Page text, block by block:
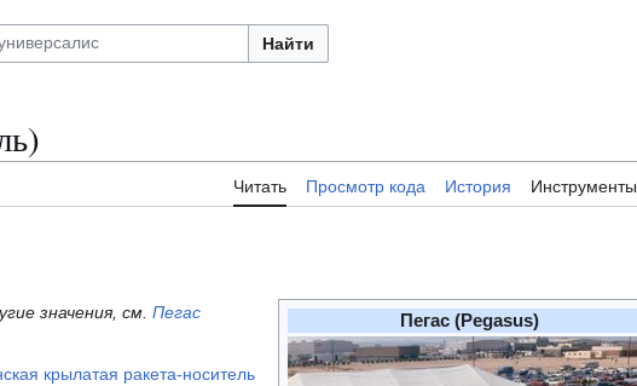
Найти
Читать Просмотр кода История Инструменты
Пегас (Pegasus)
значения, см.Пегас
крылатая ракета-носитель